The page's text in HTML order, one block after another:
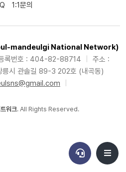
1:1문의
mandeulgi National Network)
록번호 : 404-82-88714
주소 :
릉시 관솔길 89-3 202호 (내곡동)
워크. All Rights Reserved.